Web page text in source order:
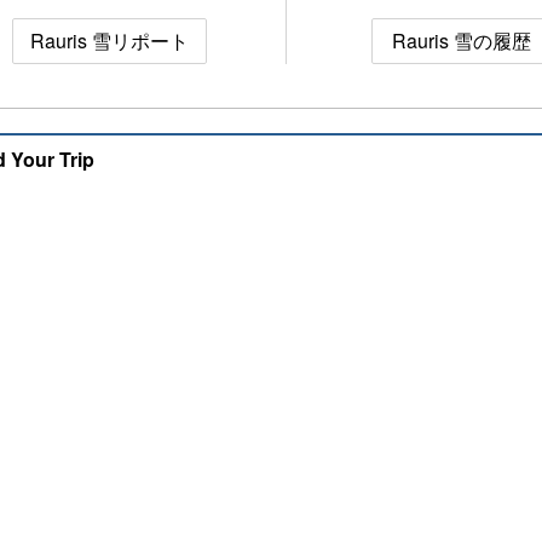
Rauris 雪リポート Rauris 雪の履歴
Your Trip